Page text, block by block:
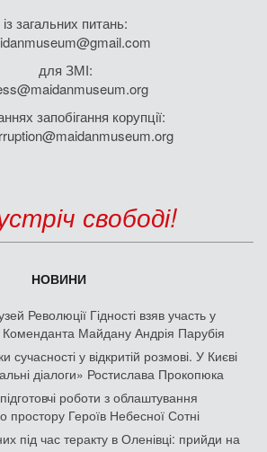
із загальних питань:
для ЗМІ:
запобігання корупції:
свободі!
НОВИНИ
Революції Гідності взяв участь у
Коменданта Майдану Андрія Парубія
сучасності у відкритій розмові. У Києві
діалоги» Ростислава Прокопюка
роботи з облаштування
простору Героїв Небесної Сотні
під час теракту в Оленівці: прийди на